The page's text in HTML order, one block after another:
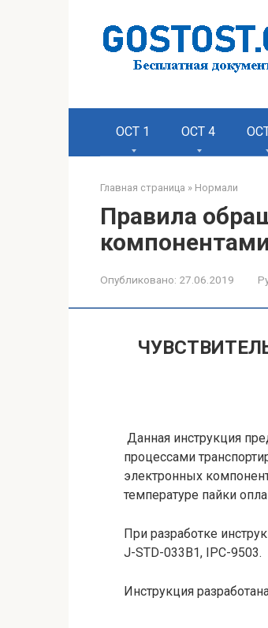
ОСТ 1 ОСТ 4
Главная страница » Нормали
Правила
компонентами
Опубликовано: 27.06.2019
Данная инструкция
процессами
электронных
температуре пайки
При разработке
J-STD-033B1, IPC-9503.
Инструкция